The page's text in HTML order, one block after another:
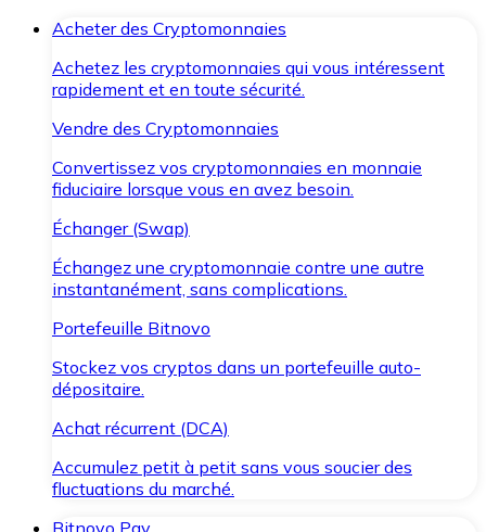
Acheter des Cryptomonnaies
Achetez les cryptomonnaies qui vous intéressent
rapidement et en toute sécurité.
Vendre des Cryptomonnaies
Convertissez vos cryptomonnaies en monnaie
fiduciaire lorsque vous en avez besoin.
Échanger (Swap)
Échangez une cryptomonnaie contre une autre
instantanément, sans complications.
Portefeuille Bitnovo
Stockez vos cryptos dans un portefeuille auto-
dépositaire.
Achat récurrent (DCA)
Accumulez petit à petit sans vous soucier des
fluctuations du marché.
Bitnovo Pay